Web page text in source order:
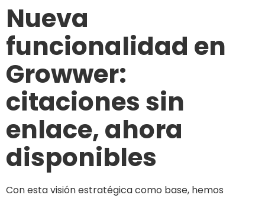
Nueva
funcionalidad en
Growwer:
citaciones sin
enlace, ahora
disponibles
Con esta visión estratégica como base, hemos